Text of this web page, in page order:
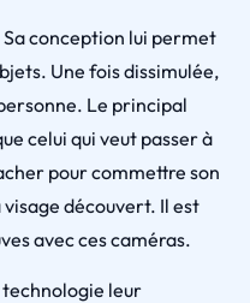
conception lui permet
Une fois dissimulée,
Le principal
celui qui veut passer à
pour commettre son
découvert. Il est
avec ces caméras.
technologie leur